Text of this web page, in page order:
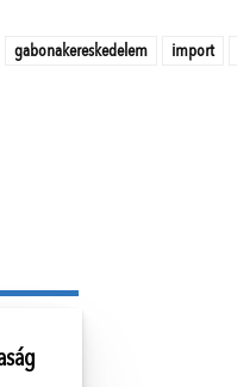
gabonakereskedelem import